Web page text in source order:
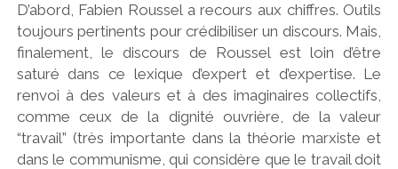
D’abord, Fabien Roussel a recours aux chiffres. Outils
toujours pertinents pour crédibiliser un discours. Mais,
finalement, le discours de Roussel est loin d’être
saturé dans ce lexique d’expert et d’expertise. Le
renvoi à des valeurs et à des imaginaires collectifs,
comme ceux de la dignité ouvrière, de la valeur
“travail” (très importante dans la théorie marxiste et
dans le communisme, qui considère que le travail doit